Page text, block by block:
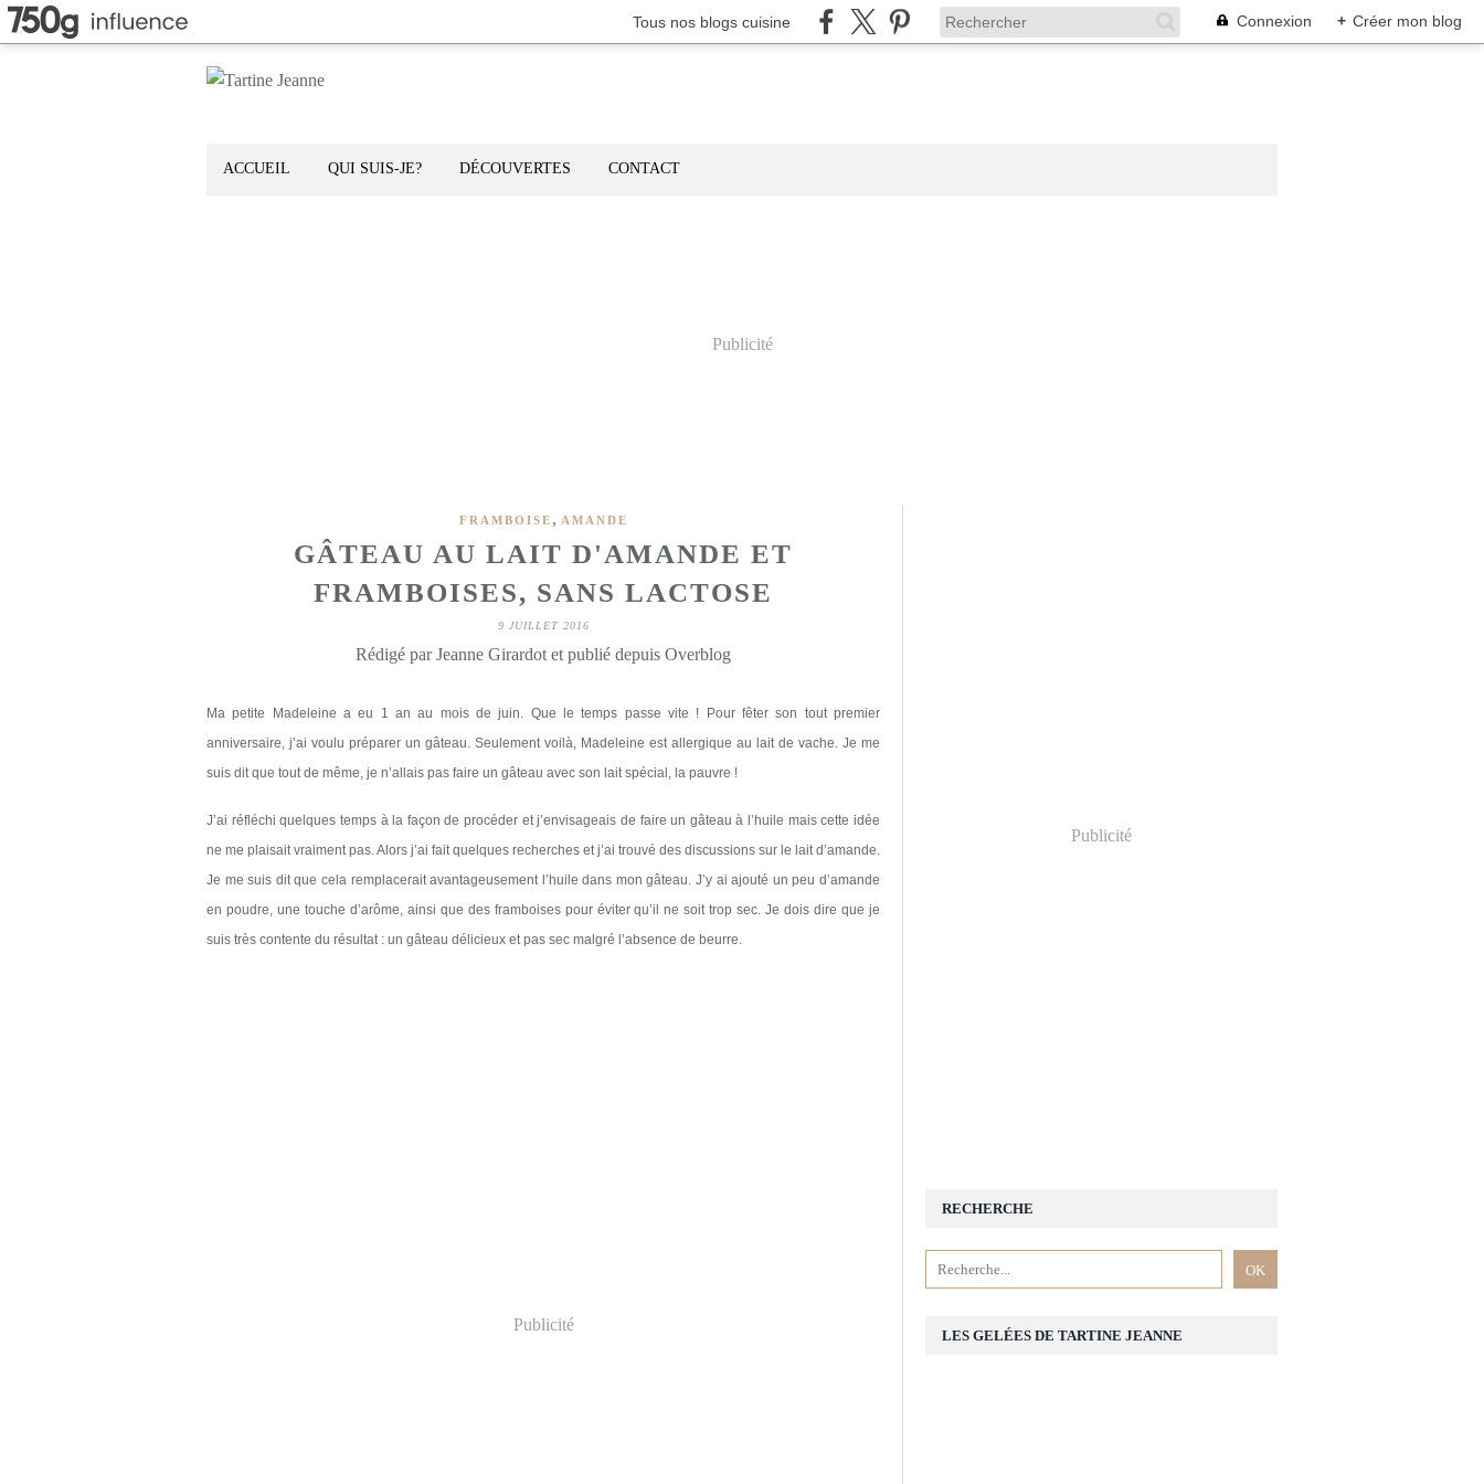
Tous nos blogs cuisine Connexion + Créer mon blog
ACCUEIL QUI SUIS-JE? DÉCOUVERTES CONTACT
Publicité
FRAMBOISE , AMANDE
GÂTEAU AU LAIT D'AMANDE ET
FRAMBOISES, SANS LACTOSE
9 JUILLET 2016
Rédigé par Jeanne Girardot et publié depuis Overblog
Ma petite Madeleine a eu 1 an au mois de juin. Que le temps passe vite ! Pour fêter son tout premier
anniversaire, j’ai voulu préparer un gâteau. Seulement voilà, Madeleine est allergique au lait de vache. Je me
suis dit que tout de même, je n’allais pas faire un gâteau avec son lait spécial, la pauvre !
J’ai réfléchi quelques temps à la façon de procéder et j’envisageais de faire un gâteau à l’huile mais cette idée
ne me plaisait vraiment pas. Alors j’ai fait quelques recherches et j’ai trouvé des discussions sur le lait d’amande.
Je me suis dit que cela remplacerait avantageusement l’huile dans mon gâteau. J’y ai ajouté un peu d’amande
en poudre, une touche d’arôme, ainsi que des framboises pour éviter qu’il ne soit trop sec. Je dois dire que je
suis très contente du résultat : un gâteau délicieux et pas sec malgré l’absence de beurre.
Publicité
Publicité
RECHERCHE
LES GELÉES DE TARTINE JEANNE